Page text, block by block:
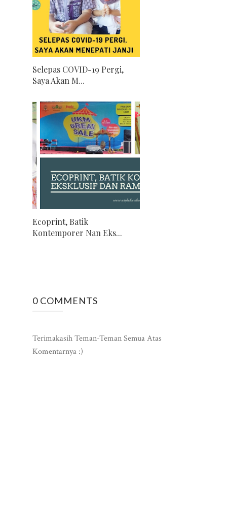
Selepas COVID-19 Pergi,
Saya Akan M...
Ecoprint, Batik
Kontemporer Nan Eks...
0 COMMENTS
Terimakasih Teman-Teman Semua Atas
Komentarnya :)